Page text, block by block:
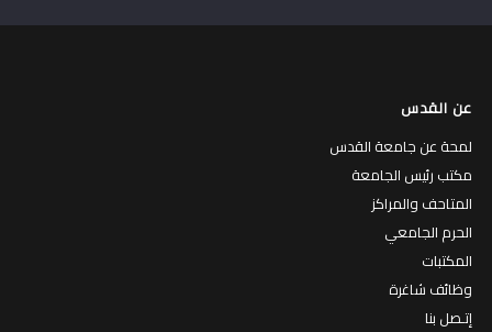
عن القدس
لمحة عن جامعة القدس
مكتب رئيس الجامعة
المتاحف والمراكز
الحرم الجامعي
المكتبات
وظائف شاغرة
إتـصل بنا